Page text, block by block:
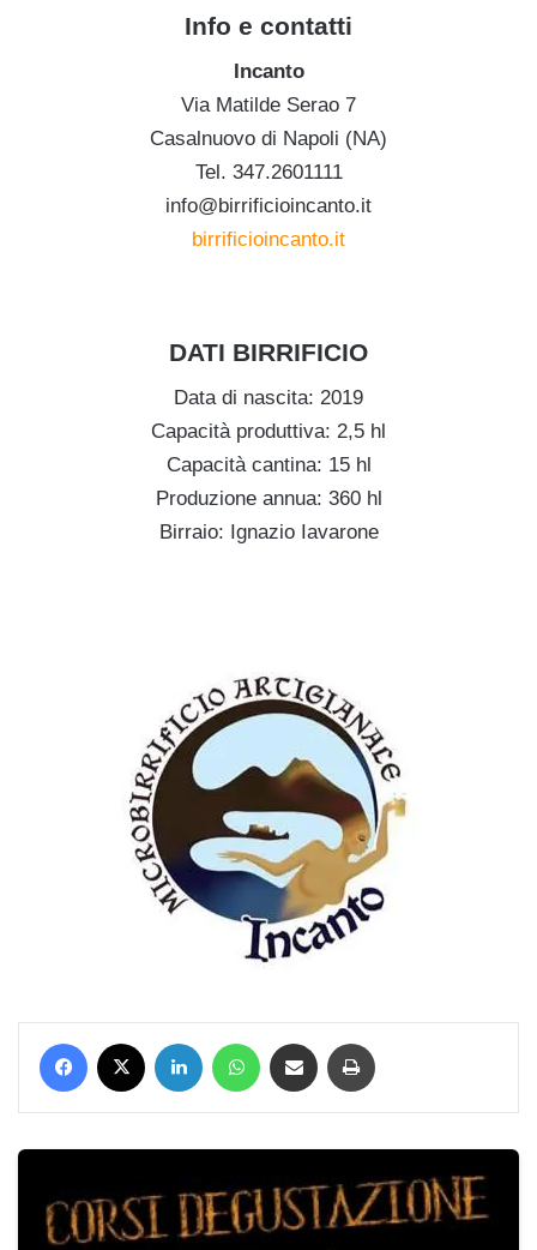
Info e contatti
Incanto
Via Matilde Serao 7
Casalnuovo di Napoli (NA)
Tel. 347.2601111
info@birrificioincanto.it
birrificioincanto.it
DATI BIRRIFICIO
Data di nascita: 2019
Capacità produttiva: 2,5 hl
Capacità cantina: 15 hl
Produzione annua: 360 hl
Birraio: Ignazio Iavarone
Facebook LinkedIn WhatsApp Condividi via mail